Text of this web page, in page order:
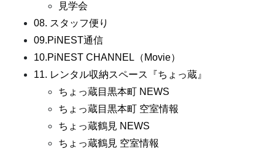
見学会
08. スタッフ便り
09.PiNEST通信
10.PiNEST CHANNEL（Movie）
11. レンタル収納スペース『ちょっ蔵』
ちょっ蔵目黒本町 NEWS
ちょっ蔵目黒本町 空室情報
ちょっ蔵鶴見 NEWS
ちょっ蔵鶴見 空室情報